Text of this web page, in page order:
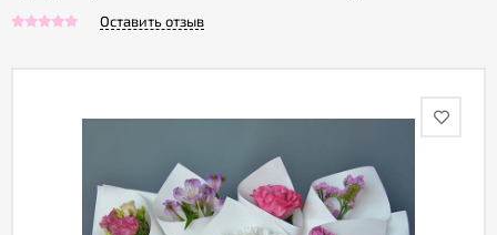
Акции Оставить отзыв